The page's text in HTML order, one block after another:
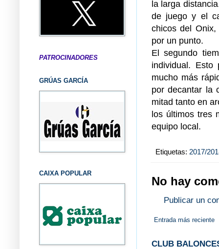
la larga
de juego y el
chicos del
por un punto.
El segundo
individual.
mucho más
por decantar la
mitad tanto en
los últimos tres
equipo local.
Etiquetas: 2017/
No hay
Publicar un
Entrada más reciente
CLUB
PATROCINADORES
GRÚAS GARCÍA
CAIXA POPULAR